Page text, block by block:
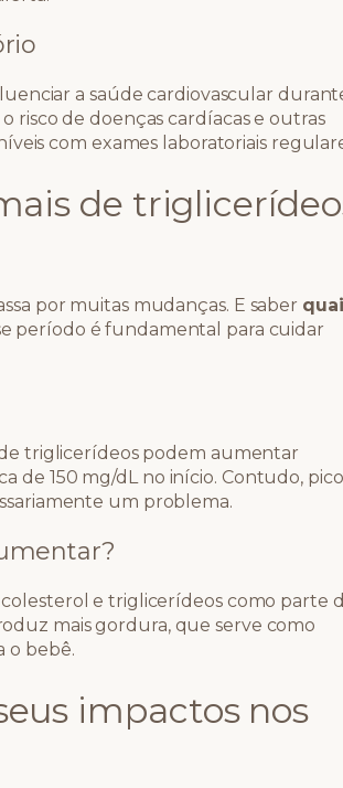
a saúde cardiovascular
risco de doenças cardíacas e outras
com exames laboratoriais
de
por muitas mudanças. E saber
período é fundamental para cuidar
triglicerídeos podem aumentar
de 150 mg/dL no início. Contudo,
um problema.
e triglicerídeos como parte
mais gordura, que serve como
o bebê.
impactos nos